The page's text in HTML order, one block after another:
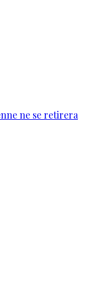
ne se retirera